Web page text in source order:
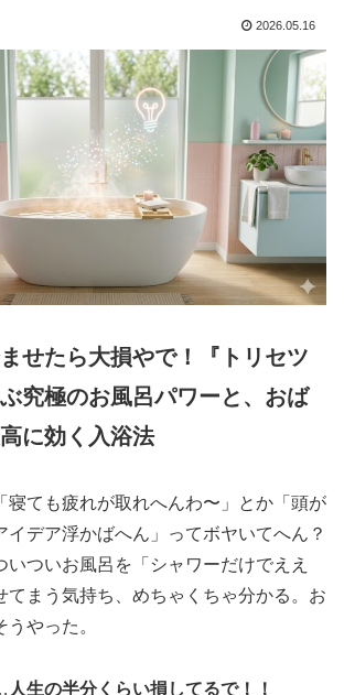
2026.05.16
せたら大損やで！『トリセツ
究極のお風呂パワーと、おば
に効く入浴法
寝ても疲れが取れへんわ〜」とか「頭が
イデア浮かばへん」ってボヤいてへん？
いついお風呂を「シャワーだけでええ
てまう気持ち、めちゃくちゃ分かる。お
やった。
人生の半分くらい損してるで！！